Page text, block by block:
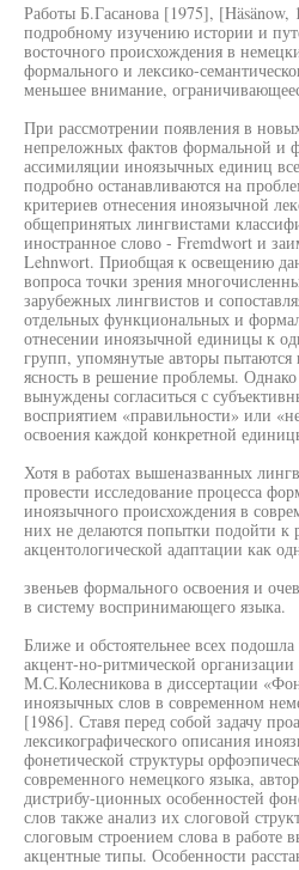
Работы Б.Гасанова [1975],
подробному изучению истории и
восточного происхождения в
формального и лексико-
меньшее внимание,
При рассмотрении появления в
непреложных фактов формальной и
ассимиляции иноязычных единиц
подробно останавливаются на
критериев отнесения иноязычной
общепринятых лингвистами
иностранное слово - Fremdwort и
Lehnwort. Приобщая к освещению
вопроса точки зрения
зарубежных лингвистов и
отдельных функциональных и
отнесении иноязычной единицы к
групп, упомянутые авторы пытаются
ясность в решение проблемы. Однако
вынуждены согласиться с
восприятием «правильности» или
освоения каждой конкретной
Хотя в работах вышеназванных
провести исследование процесса
иноязычного происхождения в
них не делаются попытки подойти к
акцентологической адаптации как
звеньев формального освоения и
в систему воспринимающего языка.
Ближе и обстоятельнее всех
акцент-но-ритмической
М.С.Колесникова в диссертации
иноязычных слов в современном
[1986]. Ставя перед собой задачу
лексикографического описания
фонетической структуры
современного немецкого языка,
дистрибу-ционных особенностей
слов также анализ их слоговой
слоговым строением слова в работе
акцентные типы. Особенности